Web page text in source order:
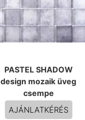
PASTEL SHADOW
design mozaik üveg
csempe
AJÁNLATKÉRÉS